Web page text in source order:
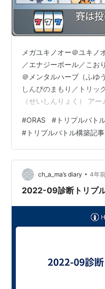
メガユキノオー＠ユキノ
／エナジーボール／こお
＠メンタルハーブ（ふゆ
しんぴのまもり／トリッ
（せいしんりょく） ア
アクロバット／じしん／
ィ＠こだわりハチマキ（
ファイト／ワイルドボル
いのタスキ（かるわざ）
コール／いばる ぽけっと
#ORAS # トリプルバト
# トリプルバトル構築記事
ch_a_ma’s diary • 4年
2022-09診断トリプ